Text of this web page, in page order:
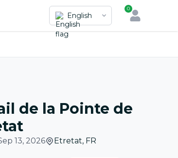
English
0
de la Pointe de
13, 2026 Etretat, FR